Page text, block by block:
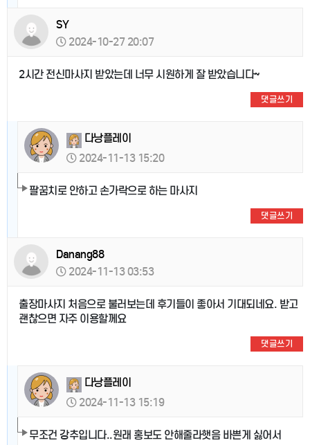
SY
2024-10-27 20:07
2시간 전신마사지 받았는데 너무 시원하게 잘 받았습니다~
댓글쓰기
다낭플레이
2024-11-13 15:20
팔꿈치로 안하고 손가락으로 하는 마사지
댓글쓰기
Danang88
2024-11-13 03:53
출장마사지 처음으로 불러보는데 후기들이 좋아서 기대되네요. 받고
괜찮으면 자주 이용할께요
댓글쓰기
다낭플레이
2024-11-13 15:19
무조건 강추입니다..원래 홍보도 안해줄라햇음 바쁜게 싫어서